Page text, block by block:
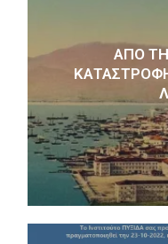
ΑΠΌ